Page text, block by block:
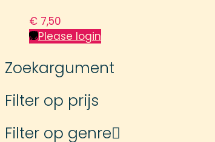
€ 7,50
Please login
Zoekargument
Filter op prijs
Filter op genre